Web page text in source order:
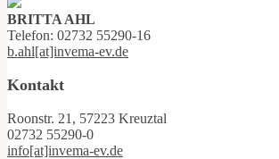
BRITTA AHL
Telefon: 02732 55290-16
b.ahl[at]invema-ev.de
Kontakt
Roonstr. 21, 57223 Kreuztal
02732 55290-0
info[at]invema-ev.de